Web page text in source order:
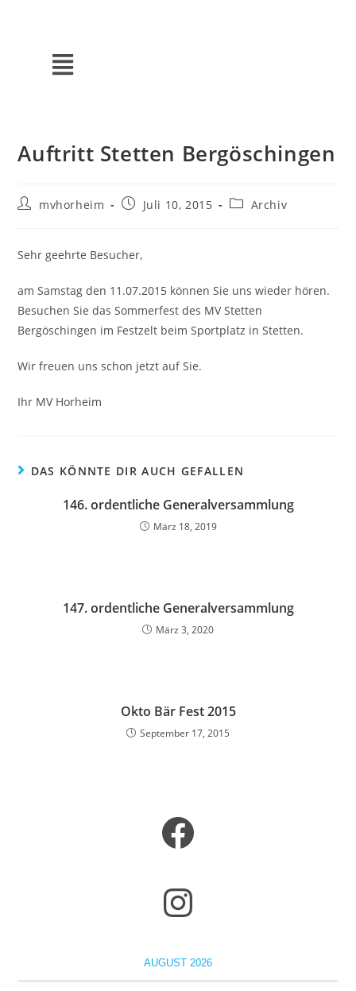
Auftritt Stetten Bergöschingen
mvhorheim Juli 10, 2015 Archiv
Sehr geehrte Besucher,
am Samstag den 11.07.2015 können Sie uns wieder hören.
Besuchen Sie das Sommerfest des MV Stetten
Bergöschingen im Festzelt beim Sportplatz in Stetten.
Wir freuen uns schon jetzt auf Sie.
Ihr MV Horheim
DAS KÖNNTE DIR AUCH GEFALLEN
146. ordentliche Generalversammlung
März 18, 2019
147. ordentliche Generalversammlung
März 3, 2020
Okto Bär Fest 2015
September 17, 2015
AUGUST 2026